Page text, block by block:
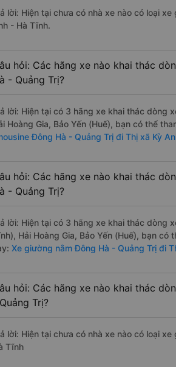
lời: Hiện tại chưa có nhà xe nào có loại
- Hà Tĩnh.
hỏi: Các hãng xe nào khai thác
- Quảng Trị?
lời: Hiện tại có 3 hãng xe khai thác dòng
Hoàng Gia, Bảo Yến (Huế), bạn có thể
Đông Hà - Quảng Trị đi Thị xã Kỳ
hỏi: Các hãng xe nào khai thác
- Quảng Trị?
lời: Hiện tại có 3 hãng xe khai thác dòng
Hải Hoàng Gia, Bảo Yến (Huế), bạn
Xe giường nằm Đông Hà - Quảng Trị đi
hỏi: Các hãng xe nào khai thác
Trị?
lời: Hiện tại chưa có nhà xe nào có loại
Tĩnh